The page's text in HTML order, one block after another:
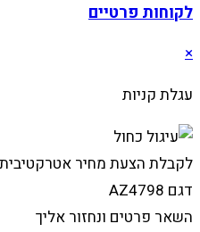
לקוחות פרטיים
×
עגלת קניות
לקבלת הצעת מחיר
דגם AZ4798
השאר פרטים ונחזור אליך